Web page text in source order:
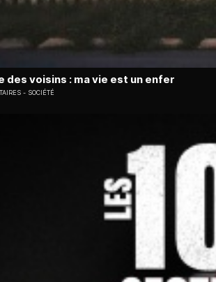
des voisins : ma vie est un enfer
SOCIÉTÉ